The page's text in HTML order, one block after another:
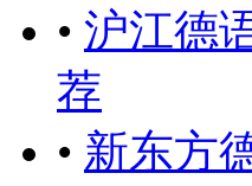
• 沪江德
荐
• 新东方